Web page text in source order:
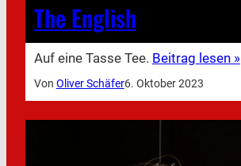
The English
Auf eine Tasse Tee. Beitrag lesen »
Von Oliver Schäfer6. Oktober 2023